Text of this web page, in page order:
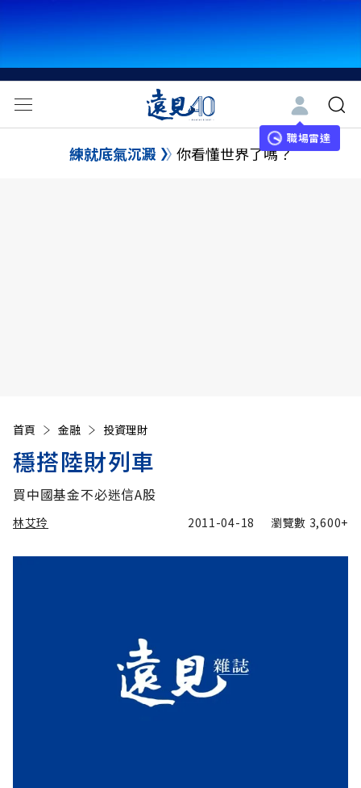
職場雷達
練就底氣沉澱 你看懂世界了嗎？
首頁 金融 投資理財
穩搭陸財列車
買中國基金不必迷信A股
林艾玲 2011-04-18 瀏覽數 3,600+